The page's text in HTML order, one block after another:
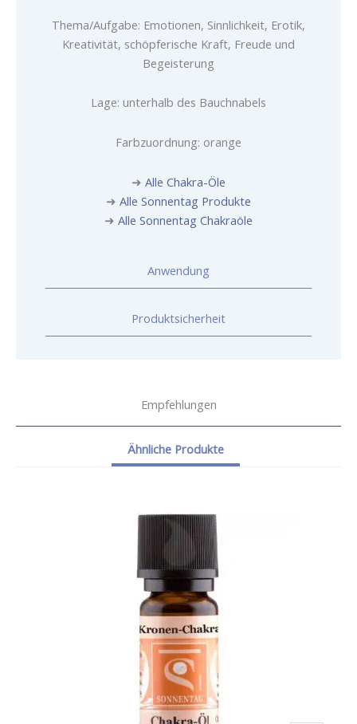
Thema/Aufgabe: Emotionen, Sinnlichkeit, Erotik,
Kreativität, schöpferische Kraft, Freude und
Begeisterung
Lage: unterhalb des Bauchnabels
Farbzuordnung: orange
➜ Alle Chakra-Öle
➜ Alle Sonnentag Produkte
➜ Alle Sonnentag Chakraöle
Anwendung
Produktsicherheit
Empfehlungen
Ähnliche Produkte